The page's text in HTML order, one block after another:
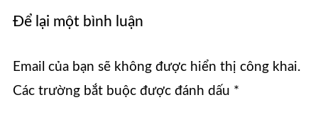
Để lại một bình luận
Email của bạn sẽ không được hiển thị công khai.
Các trường bắt buộc được đánh dấu *